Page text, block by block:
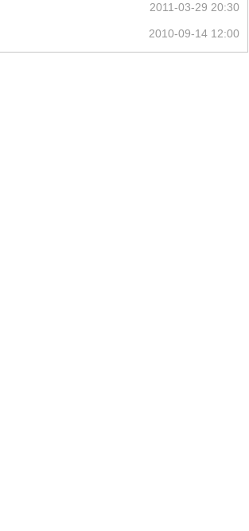
2011-03-29 20:30
2010-09-14 12:00